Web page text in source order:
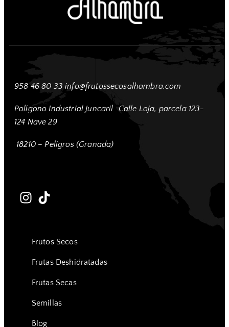
958 46 80 33info@frutossecosalhambra.com
Polígono Industrial Juncaril Calle Loja, parcela 123-
124 Nave 29
18210 – Peligros (Granada)
Frutos Secos
Frutas Deshidratadas
Frutas Secas
Semillas
Blog